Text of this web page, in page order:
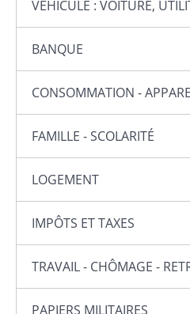
VÉHICULE : VOITURE,
BANQUE
CONSOMMATION -
FAMILLE - SCOLARITÉ
LOGEMENT
IMPÔTS ET TAXES
TRAVAIL - CHÔMAGE -
PAPIERS MILITAIRES